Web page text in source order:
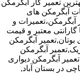
تعمیر کار ابگرمکن
آبگرمکن های
آبگرمکن،تعمیرات و
معتبر و قیمت
آبگرمکن
آبگرمکن
آبگرمکن دیواری
در بستان آباد,